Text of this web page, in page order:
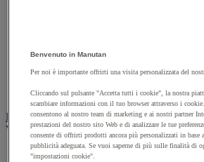
Lampada portatile
Lampadina
Torcia
Ingrassaggio e lubrificazione
Vedi tutte le categorie
Anti-aderente
Benvenuto in Manutan
Per noi è importante offrirti una visita personalizzata del
Cliccando sul pulsante "Accetta tutti i cookie", la nostra
scambiare informazioni con il tuo browser attraverso i
consentono al nostro team di marketing e ai nostri partner
prestazioni del nostro sito Web e di analizzare le tue
consente di offrirti prodotti ancora più personalizzati in base
pubblicità adeguata. Se vuoi saperne di più sulle finalità di
"impostazioni cookie".